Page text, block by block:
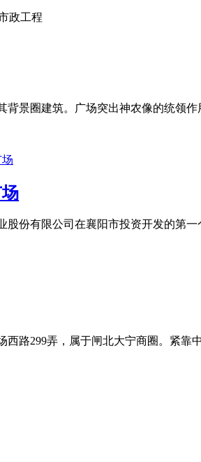
政工程
背景圈建筑。广场突出神农像的统领
股份有限公司在襄阳市投资开发的第
西路299弄，属于闸北大宁商圈。紧